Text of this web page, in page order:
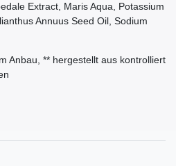
Extract, Maris Aqua, Potassium
Annuus Seed Oil, Sodium
Anbau, ** hergestellt aus kontrolliert